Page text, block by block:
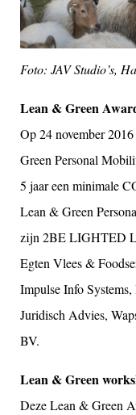
Foto: JAV Studio’s,
Lean & Green
Op 24 november
Green Personal
5 jaar een minimale
Lean & Green
zijn 2BE LIGHTED
Egten Vlees &
Impulse Info
Juridisch Advies,
BV.
Lean & Green
Deze Lean & Green